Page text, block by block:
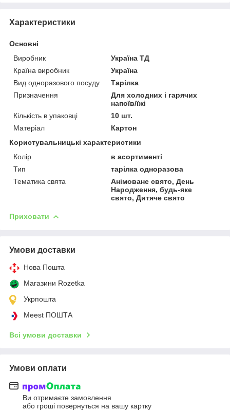
Характеристики
Основні
Виробник
Україна ТД
Країна виробник
Україна
Вид одноразового посуду
Тарілка
Призначення
Для холодних і гарячих
напоїв/їжі
Кількість в упаковці
10 шт.
Матеріал
Картон
Користувальницькі характеристики
Колір
в асортименті
Тип
тарілка одноразова
Тематика свята
Анімоване свято, День
Народження, будь-яке
свято, Дитяче свято
Приховати
Умови доставки
Нова Пошта
Магазини Rozetka
Укрпошта
Meest ПОШТА
Всі умови доставки
Умови оплати
Ви отримаєте замовлення
або гроші повернуться на вашу картку